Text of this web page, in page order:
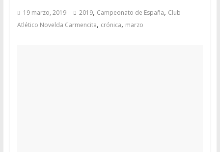
19 marzo, 2019 2019, Campeonato de España, Club
Atlético Novelda Carmencita, crónica, marzo